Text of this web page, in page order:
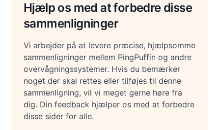
Hjælp os med at forbedre disse
sammenligninger
Vi arbejder på at levere præcise, hjælpsomme
sammenligninger mellem PingPuffin og andre
overvågningssystemer. Hvis du bemærker
noget der skal rettes eller tilføjes til denne
sammenligning, vil vi meget gerne høre fra
dig. Din feedback hjælper os med at forbedre
disse sider for alle.